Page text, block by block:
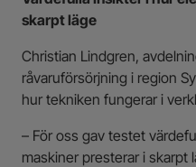
skarpt läge
Christian Lindgren,
råvaruförsörjning i region
hur tekniken fungerar i
– För oss gav testet
maskiner presterar i skarpt